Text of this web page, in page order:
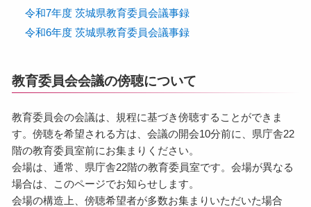
令和7年度 茨城県教育委員会議事録
令和6年度 茨城県教育委員会議事録
教育委員会会議の傍聴について
教育委員会の会議は、規程に基づき傍聴することができま
す。傍聴を希望される方は、会議の開会10分前に、県庁舎22
階の教育委員室前にお集まりください。
会場は、通常、県庁舎22階の教育委員室です。会場が異なる
場合は、このページでお知らせします。
会場の構造上、傍聴希望者が多数お集まりいただいた場合